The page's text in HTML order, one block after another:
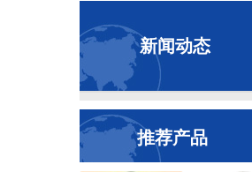
新闻动态
推荐产品